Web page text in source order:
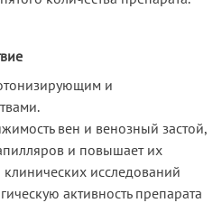
и
вен и венозный застой,
и повышает их
клинических исследований
активность препарата